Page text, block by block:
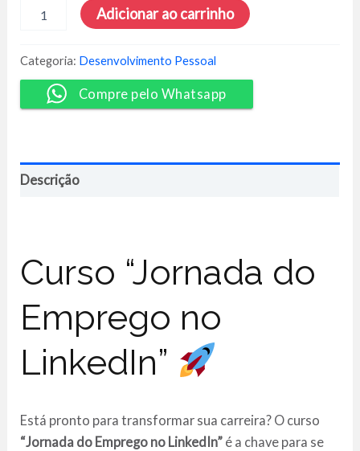
no
LinkedIn
-
Luciane
Adicionar ao carrinho
Categoria: Desenvolvimento Pessoal
Compre pelo Whatsapp
Descrição
Curso “Jornada do
Emprego no
LinkedIn”
Está pronto para transformar sua carreira? O curso
“Jornada do Emprego no LinkedIn” é a chave para se